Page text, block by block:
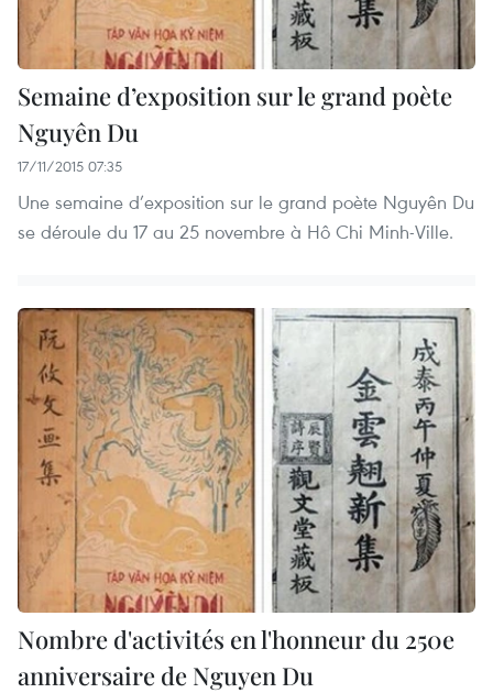
Semaine d’exposition sur le grand poète
Nguyên Du
17/11/2015 07:35
Une semaine d’exposition sur le grand poète Nguyên Du
se déroule du 17 au 25 novembre à Hô Chi Minh-Ville.
Nombre d'activités en l'honneur du 250e
anniversaire de Nguyen Du